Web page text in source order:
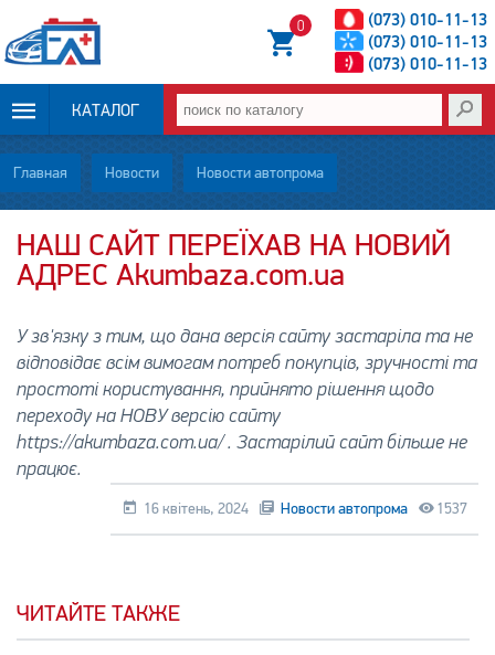
(073) 010-11-13
(073) 010-11-13
(073) 010-11-13
0
КАТАЛОГ
ОПЛАТА И
ДОСТАВКА
НОВОСТИ
О НАС
КОНТАКТЫ
Главная Новости Новости автопрома
НАШ САЙТ ПЕРЕЇХАВ НА НОВИЙ
АДРЕС Аkumbaza.com.ua
У зв'язку з тим, що дана версія сайту застаріла та не
відповідає всім вимогам потреб покупців, зручності та
простоті користування, прийнято рішення щодо
переходу на НОВУ версію сайту
https://akumbaza.com.ua/ . Застарілий сайт більше не
працює.
16 квітень, 2024 Новости автопрома 1537
ЧИТАЙТЕ ТАКЖЕ